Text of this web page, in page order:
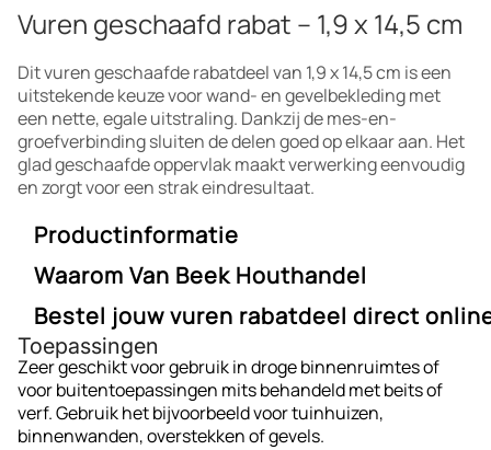
Vuren geschaafd rabat – 1,9 x 14,5 cm
Dit vuren geschaafde rabatdeel van 1,9 x 14,5 cm is een
uitstekende keuze voor wand- en gevelbekleding met
een nette, egale uitstraling. Dankzij de mes-en-
groefverbinding sluiten de delen goed op elkaar aan. Het
glad geschaafde oppervlak maakt verwerking eenvoudig
en zorgt voor een strak eindresultaat.
Productinformatie
Afmetingen:1,9 x 14,5 cm
Bewerking: Geschaafd, mes-en-groef
Houtsoort: Vuren
Toepassing:Wandbekleding, gevels, schuttingen
Eigenschappen:Licht van gewicht, strak, eenvoudig te
verwerken
Waarom Van Beek Houthandel
Van Beek Houthandel staat voor vakmanschap,
betrouwbaarheid en scherpe prijzen. Dankzij onze ruime
voorraad en online bestelgemak start jij snel met bouwen
aan een duurzaam project.
Bestel jouw vuren rabatdeel direct
Werk je schutting, gevel of wand netjes af met dit vuren
geschaafde rabatdeel. Bestel eenvoudig online bij Van
Beek Houthandel – kwaliteit en service voor een scherpe
prijs.
Toepassingen
Zeer geschikt voor gebruik in droge binnenruimtes of
voor buitentoepassingen mits behandeld met beits of
verf. Gebruik het bijvoorbeeld voor tuinhuizen,
binnenwanden, overstekken of gevels.